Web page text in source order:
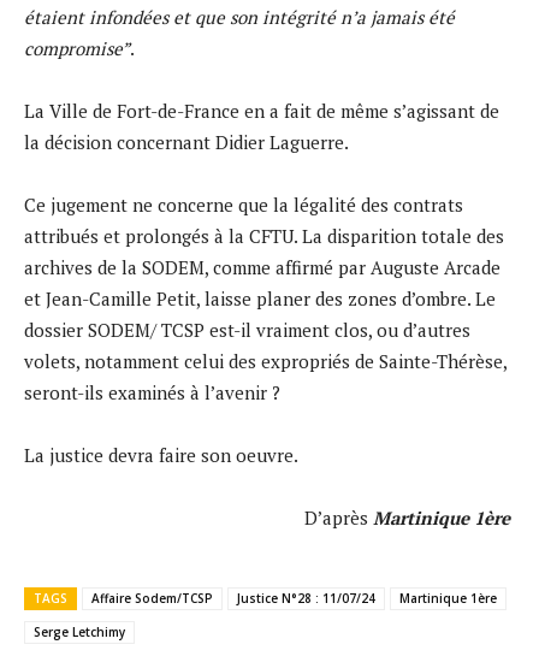
étaient infondées et que son intégrité n’a jamais été
compromise”.
La Ville de Fort-de-France en a fait de même s’agissant de
la décision concernant Didier Laguerre.
Ce jugement ne concerne que la légalité des contrats
attribués et prolongés à la CFTU. La disparition totale des
archives de la SODEM, comme affirmé par Auguste Arcade
et Jean-Camille Petit, laisse planer des zones d’ombre. Le
dossier SODEM/ TCSP est-il vraiment clos, ou d’autres
volets, notamment celui des expropriés de Sainte-Thérèse,
seront-ils examinés à l’avenir ?
La justice devra faire son oeuvre.
D’après Martinique 1ère
TAGS Affaire Sodem/TCSP Justice N°28 : 11/07/24
Martinique 1ère
Serge Letchimy